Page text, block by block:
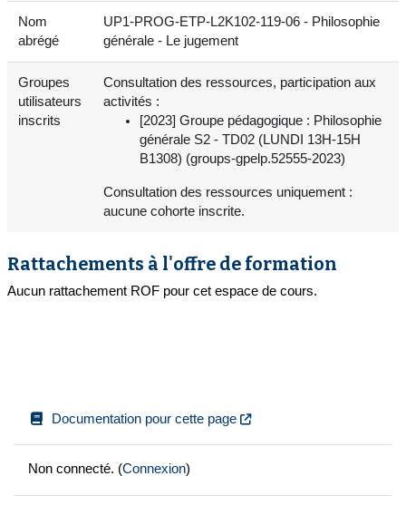
Nom
abrégé
UP1-PROG-ETP-L2K102-119-06 - Philosophie
générale - Le jugement
Groupes
utilisateurs
inscrits
Consultation des ressources, participation aux
activités :
[2023] Groupe pédagogique : Philosophie
générale S2 - TD02 (LUNDI 13H-15H
B1308) (groups-gpelp.52555-2023)
Consultation des ressources uniquement :
aucune cohorte inscrite.
Rattachements à l'offre de formation
Aucun rattachement ROF pour cet espace de cours.
Documentation pour cette page
Non connecté. (Connexion)